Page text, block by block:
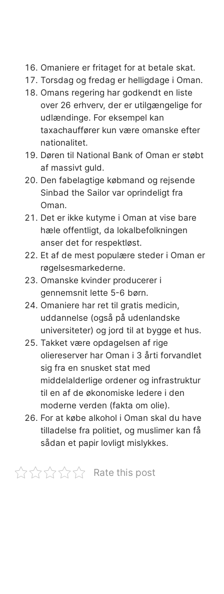
Omaniere er fritaget for at betale skat.
Torsdag og fredag ​​er helligdage i Oman.
Omans regering har godkendt en liste
over 26 erhverv, der er utilgængelige for
udlændinge. For eksempel kan
taxachauffører kun være omanske efter
nationalitet.
Døren til National Bank of Oman er støbt
af massivt guld.
Den fabelagtige købmand og rejsende
Sinbad the Sailor var oprindeligt fra
Oman.
Det er ikke kutyme i Oman at vise bare
hæle offentligt, da lokalbefolkningen
anser det for respektløst.
Et af de mest populære steder i Oman er
røgelsesmarkederne.
Omanske kvinder producerer i
gennemsnit lette 5-6 børn.
Omaniere har ret til gratis medicin,
uddannelse (også på udenlandske
universiteter) og jord til at bygge et hus.
Takket være opdagelsen af ​​rige
oliereserver har Oman i 3 årti forvandlet
sig fra en snusket stat med
middelalderlige ordener og infrastruktur
til en af ​​de økonomiske ledere i den
moderne verden (fakta om olie).
For at købe alkohol i Oman skal du have
tilladelse fra politiet, og muslimer kan få
sådan et papir lovligt mislykkes.
Rate this post